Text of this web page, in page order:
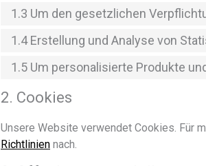
1.3 Um den gesetzlichen
1.4 Erstellung und Analyse von
1.5 Um personalisierte Produkte
2. Cookies
Unsere Website verwendet Cookies. Für
Richtlinien nach.